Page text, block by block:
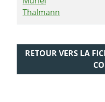
Thalmann
RETOUR VERS LA